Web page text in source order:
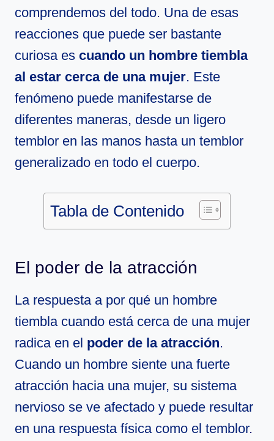
comprendemos del todo. Una de esas
reacciones que puede ser bastante
curiosa es cuando un hombre tiembla
al estar cerca de una mujer. Este
fenómeno puede manifestarse de
diferentes maneras, desde un ligero
temblor en las manos hasta un temblor
generalizado en todo el cuerpo.
Tabla de Contenido
El poder de la atracción
La respuesta a por qué un hombre
tiembla cuando está cerca de una mujer
radica en el poder de la atracción.
Cuando un hombre siente una fuerte
atracción hacia una mujer, su sistema
nervioso se ve afectado y puede resultar
en una respuesta física como el temblor.